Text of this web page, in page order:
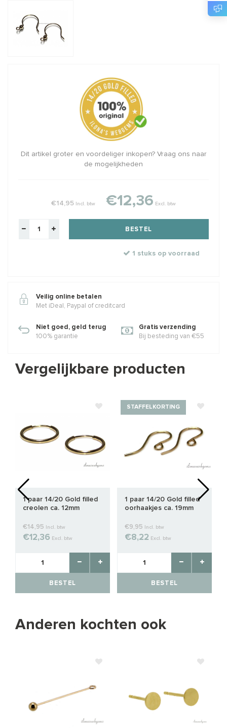
Dit artikel groter en voordeliger inkopen? Vraag ons naar
de mogelijkheden
€14,95 Incl. btw €12,36 Excl. btw
BESTEL
1 stuks op voorraad
Veilig online betalen
Met iDeal, Paypal of creditcard
Niet goed, geld terug
100% garantie
Gratis verzending
Bij besteding van €55
Vergelijkbare producten
1 paar 14/20 Gold filled
creolen ca. 12mm
€14,95 Incl. btw
€12,36 Excl. btw
BESTEL
STAFFELKORTING
1 paar 14/20 Gold filled
oorhaakjes ca. 19mm
€9,95 Incl. btw
€8,22 Excl. btw
BESTEL
Anderen kochten ook